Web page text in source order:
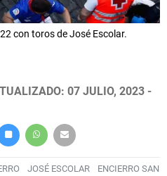
con toros de José Escolar.
07 JULIO, 2023 -
JOSÉ ESCOLAR
ENCIERRO SAN